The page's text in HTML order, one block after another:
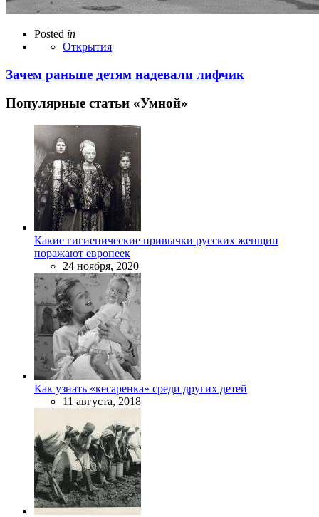
Posted in
Открытия
Зачем раньше детям надевали лифчик
Популярные статьи «Умной»
Какие гигиенические привычки русских женщин
поражают европеек
24 ноября, 2020
Как узнать «кесаренка» среди других детей
11 августа, 2018